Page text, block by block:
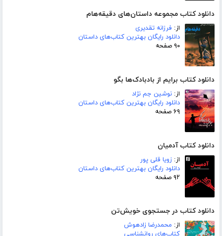
دانلود کتاب مجموعه داستان‌های دقیقه‌هام
از: فرزانه تقدیری
دانلود رایگان بهترین کتاب‌های داستان
۹۰ صفحه
دانلود کتاب برایم از بادبادک‌ها بگو
از: نوشین جم نژاد
دانلود رایگان بهترین کتاب‌های داستان
۶۹ صفحه
دانلود کتاب آدمیان
از: زویا قلی پور
دانلود رایگان بهترین کتاب‌های داستان
۹۲ صفحه
دانلود کتاب در جستجوی خویش‌تن
از: محمدرضا زادهوش
کتاب‌های روانشناسی